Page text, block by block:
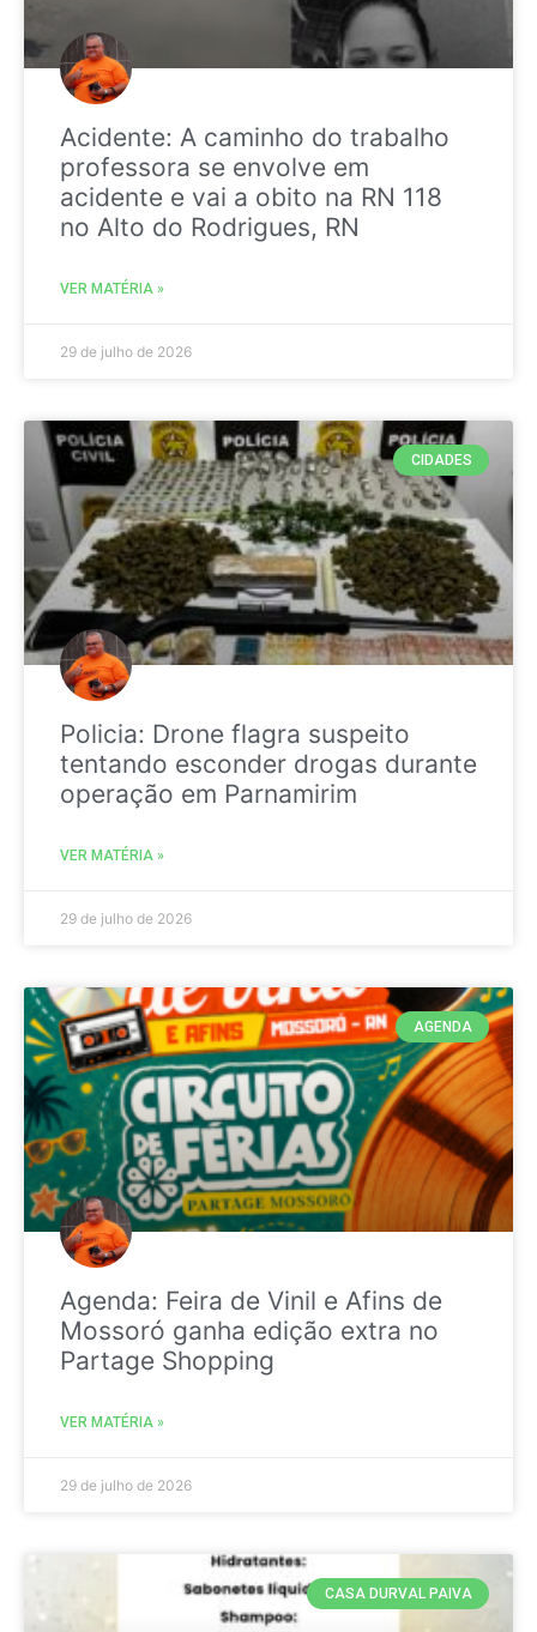
Acidente: A caminho do trabalho
professora se envolve em
acidente e vai a obito na RN 118
no Alto do Rodrigues, RN
VER MATÉRIA »
29 de julho de 2026
CIDADES
Policia: Drone flagra suspeito
tentando esconder drogas durante
operação em Parnamirim
VER MATÉRIA »
29 de julho de 2026
AGENDA
Agenda: Feira de Vinil e Afins de
Mossoró ganha edição extra no
Partage Shopping
VER MATÉRIA »
29 de julho de 2026
CASA DURVAL PAIVA